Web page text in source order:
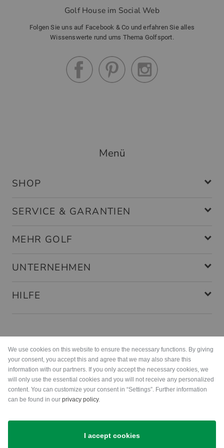
Golf House im Social Web
Folgen Sie uns auf Facebook & Co und erfahren Sie alles
Wissenswerte rund ums Thema Golfsport.
Menü
SHOP
SERVICE & GARANTIEN
MEHR GOLF
UNTERNEHMEN
HILFE
Versand
We use cookies on this website to ensure the necessary functions. By giving
your consent, you accept this and agree that we may also share this
information with our partners. If you only accept the necessary cookies, we
will only use the essential cookies and you will not receive any personalized
content. You can customize your consent in “Settings”. Further information
can be found in our privacy policy.
I accept cookies